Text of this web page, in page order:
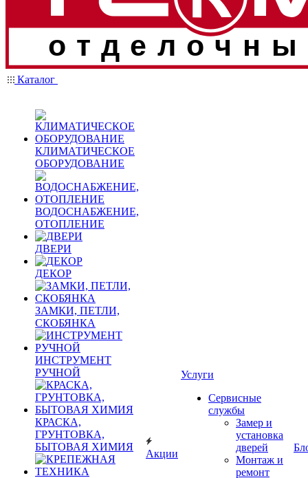
Каталог
КЛИМАТИЧЕСКОЕ
ОБОРУДОВАНИЕ
ВОДОСНАБЖЕНИЕ,
ОТОПЛЕНИЕ
ДВЕРИ
ДЕКОР
ЗАМКИ, ПЕТЛИ,
СКОБЯНКА
ИНСТРУМЕНТ
РУЧНОЙ
КРАСКА,
ГРУНТОВКА,
БЫТОВАЯ ХИМИЯ
Акции
Услуги
Сервисные
службы
Замер и
установка
дверей
Монтаж и
ремонт